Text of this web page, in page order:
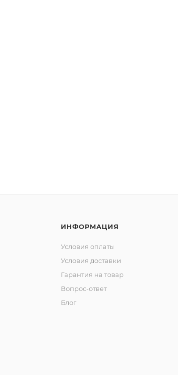
ИНФОРМАЦИЯ
Условия оплаты
Условия доставки
Гарантия на товар
Вопрос-ответ
Блог